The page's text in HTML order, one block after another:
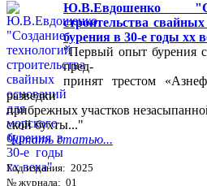
Ю.В.Евдошенко
строительства
бурения в 30-е годы хх
"Первый опыт бурения
пред-
принят трестом
разведки
прибрежных участков
ской бухты..."
Читать статью...
Год издания: 2025
№ журнала: 01